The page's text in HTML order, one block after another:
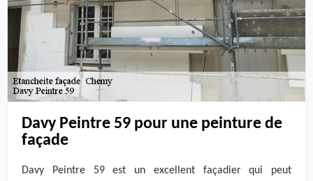
Davy Peintre 59 pour une peinture de
façade
Davy Peintre 59 est un excellent façadier qui peut